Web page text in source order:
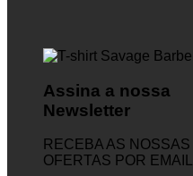
Assina a nossa
Newsletter
RECEBA AS NOSSAS
OFERTAS POR EMAIL